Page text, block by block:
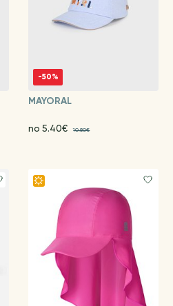
-50%
MAYORAL
no 5.40€ 10.80€